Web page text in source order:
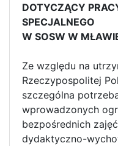
DOTYCZĄCY
SPECJALNEGO
W SOSW W
Ze względu na
Rzeczypospolitej
szczególna
wprowadzonych
bezpośrednich
dydaktyczno-